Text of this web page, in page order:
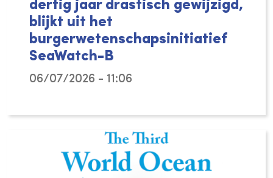
dertig jaar drastisch gewijzigd,
blijkt uit het
burgerwetenschapsinitiatief
SeaWatch-B
06/07/2026 - 11:06